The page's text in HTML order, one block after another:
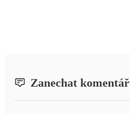
Zanechat komentář